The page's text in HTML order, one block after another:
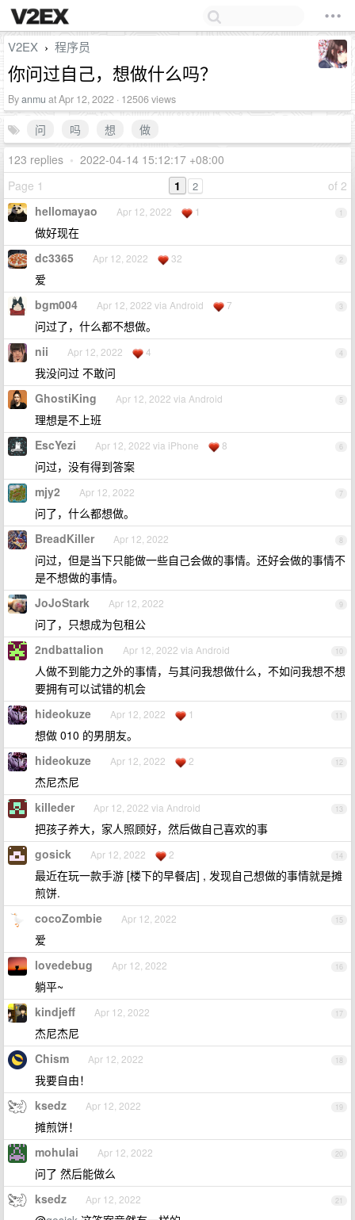
V2EX › 程序员
你问过自己，想做什么吗？
Byanmu at Apr 12, 2022 · 12506 views
问 吗 想
做
123 replies • 2022-04-14 15:12:17 +08:00
Page 1
of 2
1 2
1
hellomayao Apr 12, 2022 1
做好现在
2
dc3365 Apr 12, 2022 32
爱
3
bgm004 Apr 12, 2022 via Android 7
问过了，什么都不想做。
4
nii Apr 12, 2022 4
我没问过 不敢问
5
GhostiKing Apr 12, 2022 via Android
理想是不上班
6
EscYezi Apr 12, 2022 via iPhone 8
问过，没有得到答案
7
mjy2 Apr 12, 2022
问了，什么都想做。
8
BreadKiller Apr 12, 2022
问过，但是当下只能做一些自己会做的事情。还好会做的事情不
是不想做的事情。
9
JoJoStark Apr 12, 2022
问了，只想成为包租公
10
2ndbattalion Apr 12, 2022 via Android
人做不到能力之外的事情，与其问我想做什么，不如问我想不想
要拥有可以试错的机会
11
hideokuze Apr 12, 2022 1
想做 010 的男朋友。
12
hideokuze Apr 12, 2022 2
杰尼杰尼
13
killeder Apr 12, 2022 via Android
把孩子养大，家人照顾好，然后做自己喜欢的事
14
gosick Apr 12, 2022 2
最近在玩一款手游 [楼下的早餐店] , 发现自己想做的事情就是摊
煎饼.
15
cocoZombie Apr 12, 2022
爱
16
lovedebug Apr 12, 2022
躺平~
17
kindjeff Apr 12, 2022
杰尼杰尼
18
Chism Apr 12, 2022
我要自由！
19
ksedz Apr 12, 2022
摊煎饼！
20
mohulai Apr 12, 2022
问了 然后能做么
21
ksedz Apr 12, 2022